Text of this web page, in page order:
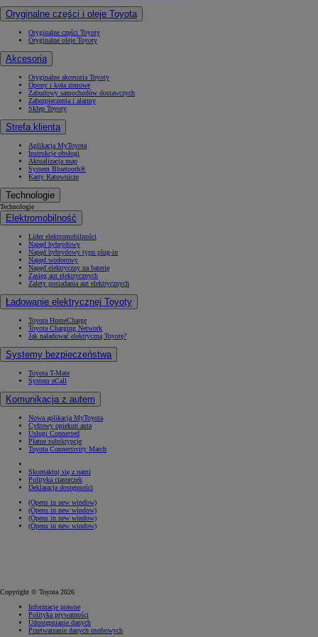
Oryginalne części i oleje Toyota
Oryginalne części Toyoty
Oryginalne oleje Toyoty
Akcesoria
Oryginalne akcesoria Toyoty
Opony i koła zimowe
Zabudowy samochodów dostawczych
Zabezpieczenia i alarmy
Sklep Toyoty
Strefa klienta
Aplikacja MyToyota
Instrukcje obsługi
Aktualizacja map
System Bluetooth®
Karty Ratownicze
Technologie
Technologie
Elektromobilność
Lider elektromobilności
Napęd hybrydowy
Napęd hybrydowy typu plug-in
Napęd wodorowy
Napęd elektryczny na baterię
Zasięg aut elektrycznych
Zalety posiadania aut elektrycznych
Ładowanie elektrycznej Toyoty
Toyota HomeCharge
Toyota Charging Network
Jak naładować elektryczną Toyotę?
Systemy bezpieczeństwa
Toyota T-Mate
System eCall
Komunikacja z autem
Nowa aplikacja MyToyota
Cyfrowy opiekun auta
Usługi Connected
Płatne subskrypcje
Toyota Connectivity Match
Skontaktuj się z nami
Polityka ciasteczek
Deklaracja dostępności
(Opens in new window)
(Opens in new window)
(Opens in new window)
(Opens in new window)
Copyright © Toyota 2026
Informacje prawne
Polityka prywatności
Udostępnianie danych
Przetwarzanie danych osobowych